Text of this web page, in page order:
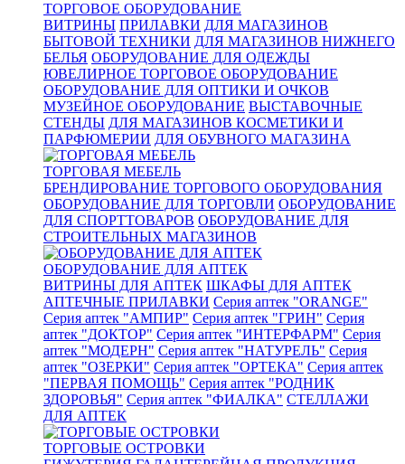
ТОРГОВОЕ ОБОРУДОВАНИЕ
ВИТРИНЫ ПРИЛАВКИ ДЛЯ МАГАЗИНОВ
БЫТОВОЙ ТЕХНИКИ ДЛЯ МАГАЗИНОВ НИЖНЕГО
БЕЛЬЯ ОБОРУДОВАНИЕ ДЛЯ ОДЕЖДЫ
ЮВЕЛИРНОЕ ТОРГОВОЕ ОБОРУДОВАНИЕ
ОБОРУДОВАНИЕ ДЛЯ ОПТИКИ И ОЧКОВ
МУЗЕЙНОЕ ОБОРУДОВАНИЕ ВЫСТАВОЧНЫЕ
СТЕНДЫ ДЛЯ МАГАЗИНОВ КОСМЕТИКИ И
ПАРФЮМЕРИИ ДЛЯ ОБУВНОГО МАГАЗИНА
ТОРГОВАЯ МЕБЕЛЬ
БРЕНДИРОВАНИЕ ТОРГОВОГО ОБОРУДОВАНИЯ
ОБОРУДОВАНИЕ ДЛЯ ТОРГОВЛИ ОБОРУДОВАНИЕ
ДЛЯ СПОРТТОВАРОВ ОБОРУДОВАНИЕ ДЛЯ
СТРОИТЕЛЬНЫХ МАГАЗИНОВ
ОБОРУДОВАНИЕ ДЛЯ АПТЕК
ВИТРИНЫ ДЛЯ АПТЕК ШКАФЫ ДЛЯ АПТЕК
АПТЕЧНЫЕ ПРИЛАВКИ Серия аптек "ORANGE"
Серия аптек "АМПИР" Серия аптек "ГРИН" Серия
аптек "ДОКТОР" Серия аптек "ИНТЕРФАРМ" Серия
аптек "МОДЕРН" Серия аптек "НАТУРЕЛЬ" Серия
аптек "ОЗЕРКИ" Серия аптек "ОРТЕКА" Серия аптек
"ПЕРВАЯ ПОМОЩЬ" Серия аптек "РОДНИК
ЗДОРОВЬЯ" Серия аптек "ФИАЛКА" СТЕЛЛАЖИ
ДЛЯ АПТЕК
ТОРГОВЫЕ ОСТРОВКИ